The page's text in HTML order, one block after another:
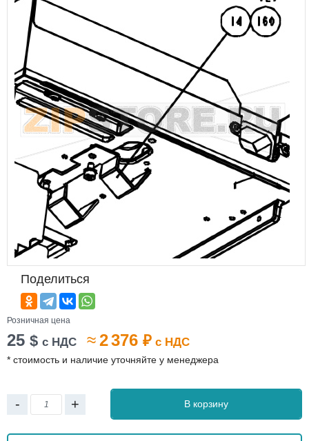
Поделиться
Розничная цена
25 $ с НДС ≈2 376 ₽ с НДС
* стоимость и наличие уточняйте у менеджера
- + В корзину